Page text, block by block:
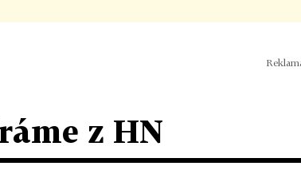
z HN